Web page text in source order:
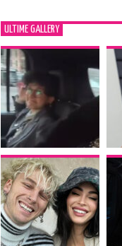
ULTIME GALLERY